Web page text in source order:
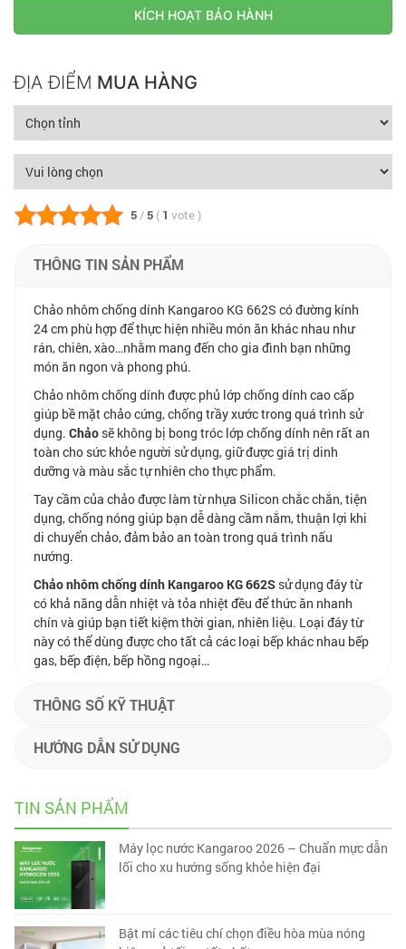
KÍCH HOẠT BẢO HÀNH
ĐỊA ĐIỂM MUA HÀNG
5 / 5 ( 1 vote)
THÔNG TIN SẢN PHẨM
Chảo nhôm chống dính Kangaroo KG 662S có đường kính
24 cm phù hợp để thực hiện nhiều món ăn khác nhau như
rán, chiên, xào…nhằm mang đến cho gia đình bạn những
món ăn ngon và phong phú.
Chảo nhôm chống dính được phủ lớp chống dính cao cấp
giúp bề mặt chảo cứng, chống trầy xước trong quá trình sử
dụng. Chảo sẽ không bị bong tróc lớp chống dính nên rất an
toàn cho sức khỏe người sử dụng, giữ được giá trị dinh
dưỡng và màu sắc tự nhiên cho thực phẩm.
Tay cầm của chảo được làm từ nhựa Silicon chắc chắn, tiện
dụng, chống nóng giúp bạn dễ dàng cầm nắm, thuận lợi khi
di chuyển chảo, đảm bảo an toàn trong quá trình nấu
nướng.
Chảo nhôm chống dính Kangaroo KG 662S sử dụng đáy từ
có khả năng dẫn nhiệt và tỏa nhiệt đều để thức ăn nhanh
chín và giúp bạn tiết kiệm thời gian, nhiên liệu. Loại đáy từ
này có thể dùng được cho tất cả các loại bếp khác nhau bếp
gas, bếp điện, bếp hồng ngoại…
THÔNG SỐ KỸ THUẬT
HƯỚNG DẪN SỬ DỤNG
TIN SẢN PHẨM
Máy lọc nước Kangaroo 2026 – Chuẩn mực dẫn
lối cho xu hướng sống khỏe hiện đại
Bật mí các tiêu chí chọn điều hòa mùa nóng